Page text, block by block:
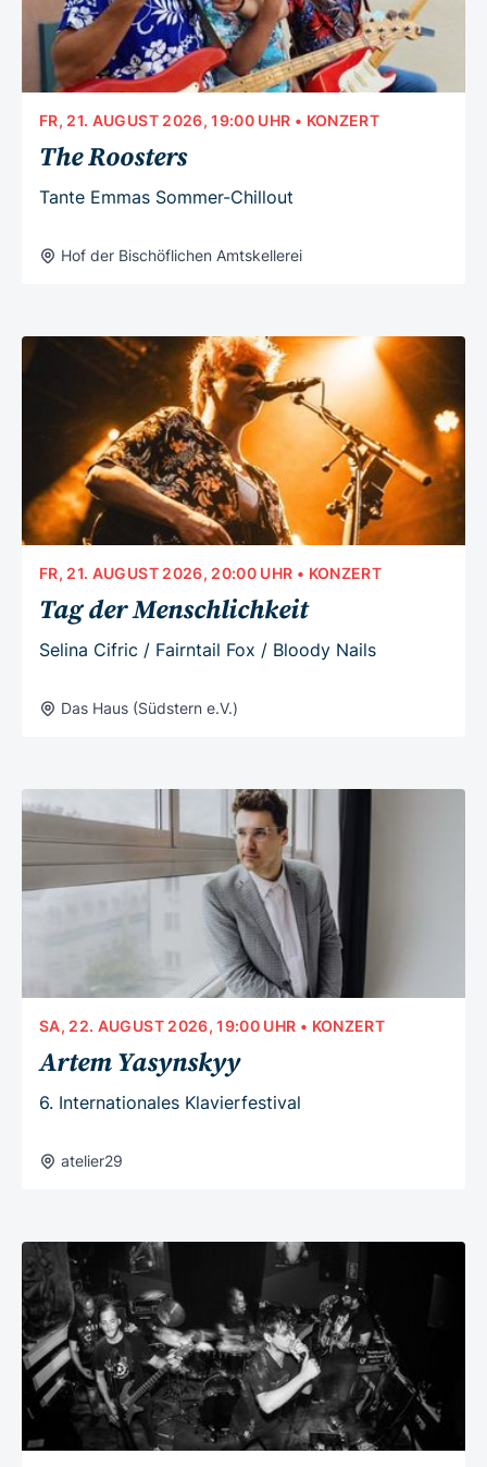
FR, 21. AUGUST 2026, 19:00 UHR • KONZERT
The Roosters
Tante Emmas Sommer-Chillout
Hof der Bischöflichen Amtskellerei
FR, 21. AUGUST 2026, 20:00 UHR • KONZERT
Tag der Menschlichkeit
Selina Cifric / Fairntail Fox / Bloody Nails
Das Haus (Südstern e.V.)
SA, 22. AUGUST 2026, 19:00 UHR • KONZERT
Artem Yasynskyy
6. Internationales Klavierfestival
atelier29